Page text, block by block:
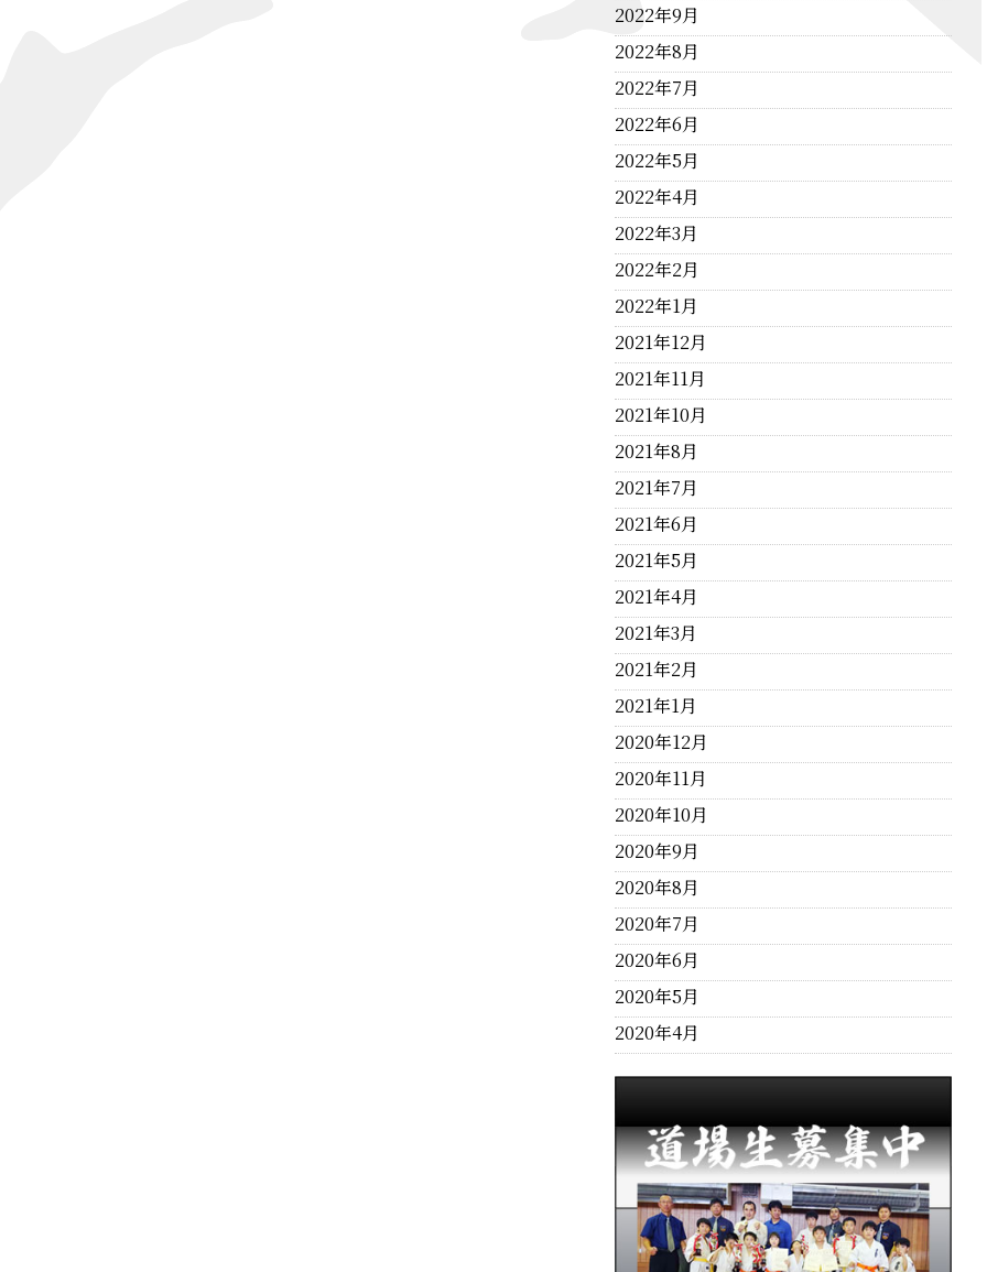
2022年9月
2022年8月
2022年7月
2022年6月
2022年5月
2022年4月
2022年3月
2022年2月
2022年1月
2021年12月
2021年11月
2021年10月
2021年8月
2021年7月
2021年6月
2021年5月
2021年4月
2021年3月
2021年2月
2021年1月
2020年12月
2020年11月
2020年10月
2020年9月
2020年8月
2020年7月
2020年6月
2020年5月
2020年4月